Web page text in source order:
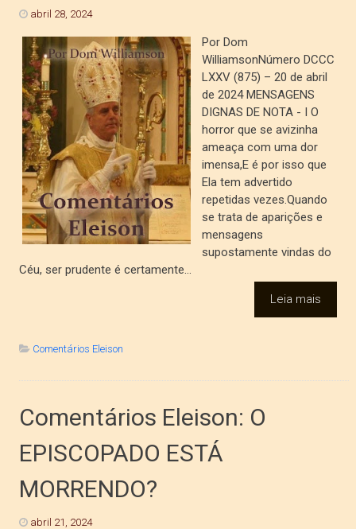
abril 28, 2024
Por Dom
WilliamsonNúmero DCCC
LXXV (875) – 20 de abril
de 2024 MENSAGENS
DIGNAS DE NOTA - I O
horror que se avizinha
ameaça com uma dor
imensa,E é por isso que
Ela tem advertido
repetidas vezes.Quando
se trata de aparições e
mensagens
supostamente vindas do
Céu, ser prudente é certamente...
Leia mais
Comentários Eleison
Comentários Eleison: O
EPISCOPADO ESTÁ
MORRENDO?
abril 21, 2024